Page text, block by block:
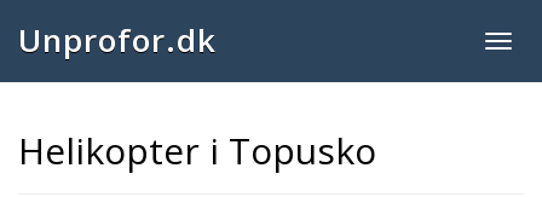
Unprofor.dk
Helikopter i Topusko